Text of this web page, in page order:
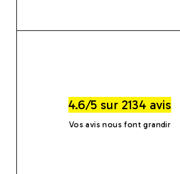
4.6/5 sur 2134 avis
Vos avis nous font grandir